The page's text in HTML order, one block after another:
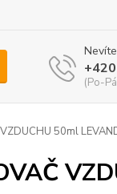
(Po-
50ml